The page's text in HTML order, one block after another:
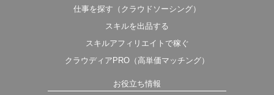
仕事を探す（クラウドソーシング）
スキルを出品する
スキルアフィリエイトで稼ぐ
クラウディアPRO（高単価マッチング）
お役立ち情報